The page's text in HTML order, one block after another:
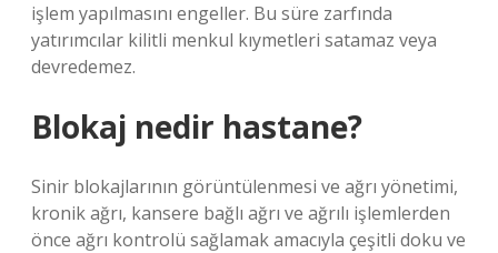
işlem yapılmasını engeller. Bu süre zarfında
yatırımcılar kilitli menkul kıymetleri satamaz veya
devredemez.
Blokaj nedir hastane?
Sinir blokajlarının görüntülenmesi ve ağrı yönetimi,
kronik ağrı, kansere bağlı ağrı ve ağrılı işlemlerden
önce ağrı kontrolü sağlamak amacıyla çeşitli doku ve